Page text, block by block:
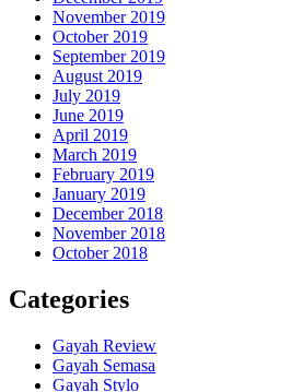
November 2019
October 2019
September 2019
August 2019
July 2019
June 2019
April 2019
March 2019
February 2019
January 2019
December 2018
November 2018
October 2018
Categories
Gayah Review
Gayah Semasa
Gayah Stylo